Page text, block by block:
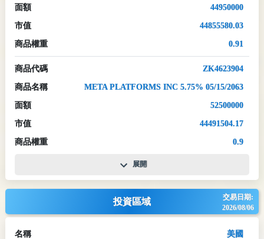
面額 44950000
市值 44855580.03
商品權重 0.91
商品代碼 ZK4623904
商品名稱 META PLATFORMS INC 5.75% 05/15/2063
面額 52500000
市值 44491504.17
商品權重 0.9
展開
投資區域
交易日期:
2026/08/06
名稱 美國